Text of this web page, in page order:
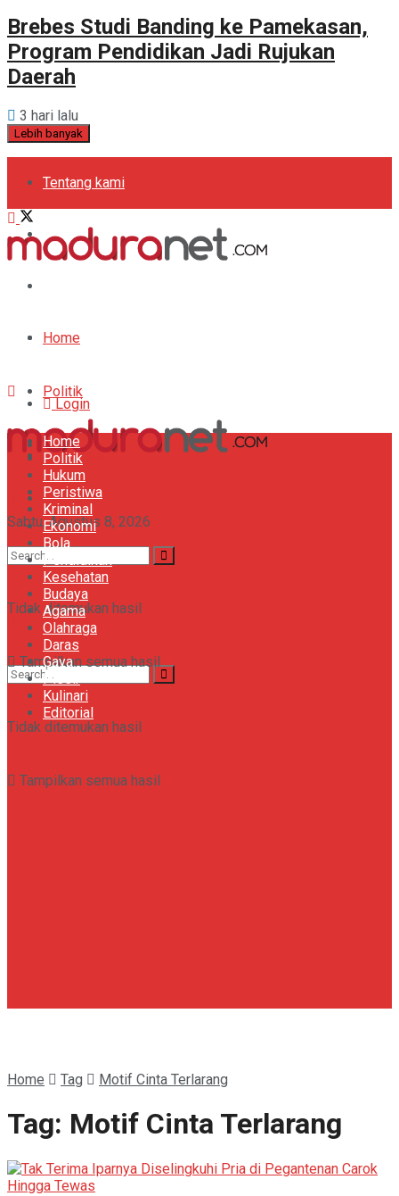
Brebes Studi Banding ke Pamekasan,
Program Pendidikan Jadi Rujukan
Daerah
3 hari lalu
Lebih banyak
Tentang kami
Kebijakan Privasi
Periklanan
Login
Register
Sabtu, Agustus 8, 2026
Home
Politik
Bola
Khazanah
Gaya
Tidak ditemukan hasil
Tampilkan semua hasil
Tidak ditemukan hasil
Tampilkan semua hasil
Home
Politik
Hukum
Peristiwa
Kriminal
Ekonomi
Bola
Pendidikan
Kesehatan
Budaya
Agama
Olahraga
Daras
Gaya
Plesir
Kulinari
Editorial
Home Tag Motif Cinta Terlarang
Tag: Motif Cinta Terlarang